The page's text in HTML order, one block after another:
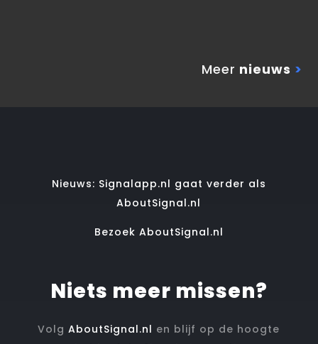
Meer nieuws >
Nieuws: Signalapp.nl gaat verder als
AboutSignal.nl
Bezoek AboutSignal.nl
Niets meer missen?
VolgAboutSignal.nl en blijf op de hoogte